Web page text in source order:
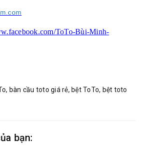
ToTo-Bùi-Minh-
, bàn cầu toto giá rẻ, bệt ToTo, bệt toto
bạn: